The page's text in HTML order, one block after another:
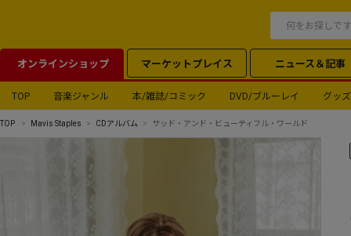
オンラインショップ マーケットプレイス ニュース＆記事
TOP 音楽ジャンル 本/雑誌/コミック DVD/ブルーレイ グッズ
TOP Mavis Staples CDアルバム サッド・アンド・ビューティフル・ワールド